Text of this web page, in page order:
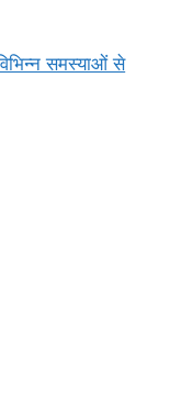
y e
समस्याओं से